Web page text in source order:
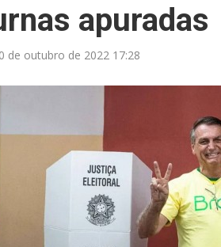
apuradas
de outubro de 2022 17:28